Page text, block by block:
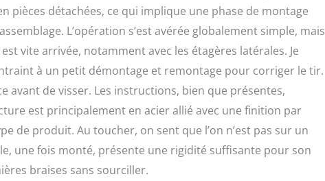
détachées, ce qui implique une phase de montage
L’opération s’est avérée globalement simple, mais
vite arrivée, notamment avec les étagères latérales. Je
à un petit démontage et remontage pour corriger le tir.
avant de visser. Les instructions, bien que présentes,
est principalement en acier allié avec une finition par
de produit. Au toucher, on sent que l’on n’est pas sur un
une fois monté, présente une rigidité suffisante pour son
braises sans sourciller.